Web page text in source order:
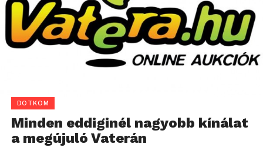
DOTKOM
Minden eddiginél nagyobb kínálat
a megújuló Vaterán